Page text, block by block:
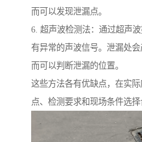
而可以发现泄漏点。
6. 超声波检测法：通过超声
有异常的声波信号。泄漏处
而可以判断泄漏的位置。
这些方法各有优缺点，在实
点、检测要求和现场条件选择